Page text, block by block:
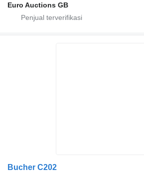
Euro Auctions GB
Bucher C202